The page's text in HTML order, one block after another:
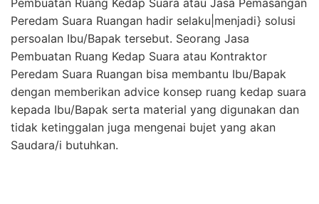
Pembuatan Ruang Kedap Suara atau Jasa Pemasangan
Peredam Suara Ruangan hadir selaku|menjadi} solusi
persoalan Ibu/Bapak tersebut. Seorang Jasa
Pembuatan Ruang Kedap Suara atau Kontraktor
Peredam Suara Ruangan bisa membantu Ibu/Bapak
dengan memberikan advice konsep ruang kedap suara
kepada Ibu/Bapak serta material yang digunakan dan
tidak ketinggalan juga mengenai bujet yang akan
Saudara/i butuhkan.